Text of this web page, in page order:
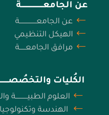
عن الجامعــــــــــــــــــــــة
عن الجامعـــــــــــــــــة
الهيكل التنظيمي
مرافق الجامعــــــة
الكُليات
العلوم الطبيــــــــــــة
الهندسة